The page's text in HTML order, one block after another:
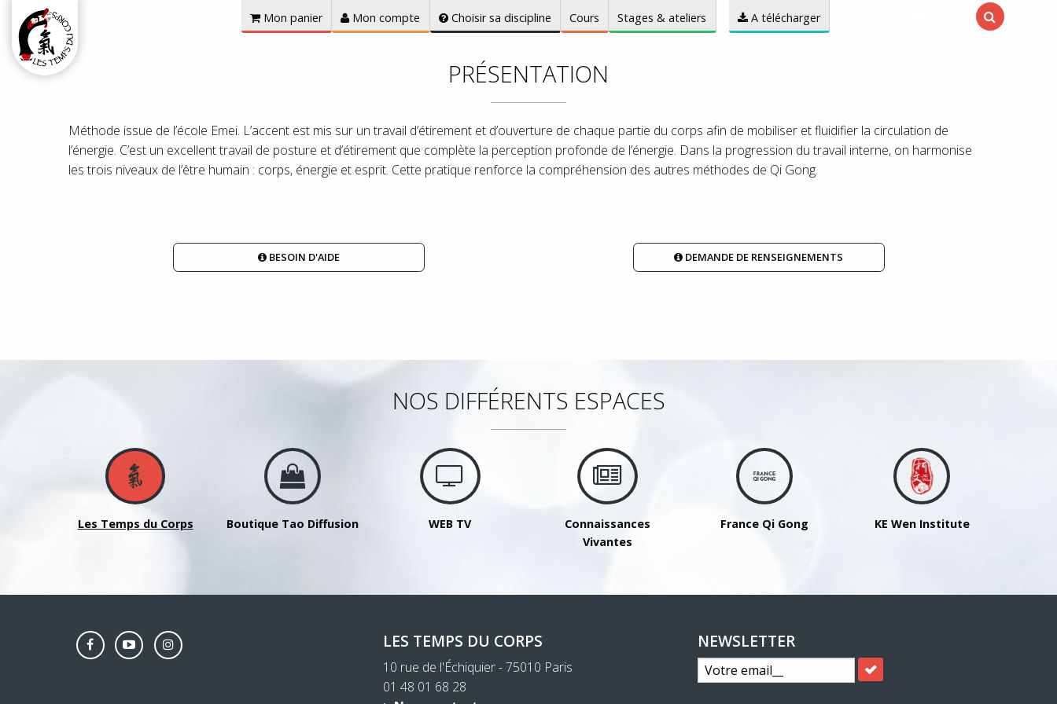
Mon panier Mon compte Choisir sa discipline Cours Stages & ateliers A télécharger
PRÉSENTATION
Méthode issue de l’école Emei. L’accent est mis sur un travail d’étirement et d’ouverture de chaque partie du corps afin de mobiliser et fluidifier la circulation de
l’énergie. C’est un excellent travail de posture et d’étirement que complète la perception profonde de l’énergie. Dans la progression du travail interne, on harmonise
les trois niveaux de l’être humain : corps, énergie et esprit. Cette pratique renforce la compréhension des autres méthodes de Qi Gong.
BESOIN D'AIDE DEMANDE DE RENSEIGNEMENTS
NOS DIFFÉRENTS ESPACES
Les Temps du Corps Boutique Tao Diffusion WEB TV
Connaissances
Vivantes
France Qi Gong KE Wen Institute
LES TEMPS DU CORPS
10 rue de l'Échiquier - 75010 Paris
01 48 01 68 28
NEWSLETTER